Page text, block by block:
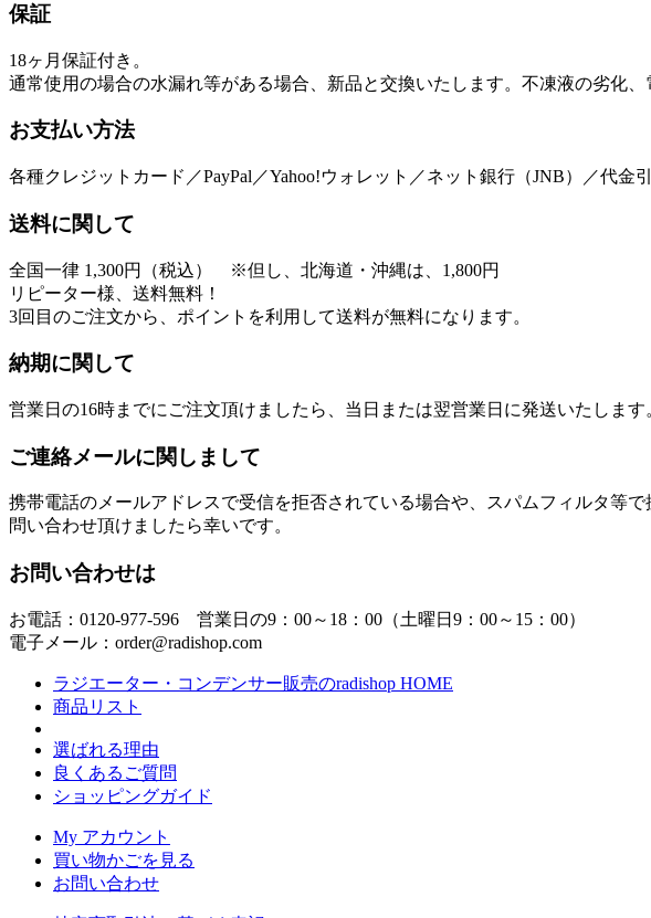
保証
18ヶ月保証付き。
通常使用の場合の水漏れ等がある場合、新品と交換いたします。不凍液の劣化
お支払い方法
各種クレジットカード／PayPal／Yahoo!ウォレット／ネット銀行（JNB）／代
送料に関して
全国一律 1,300円（税込） ※但し、北海道・沖縄は、1,800円
リピーター様、送料無料！
3回目のご注文から、ポイントを利用して送料が無料になります。
納期に関して
営業日の16時までにご注文頂けましたら、当日または翌営業日に発送いたします
ご連絡メールに関しまして
携帯電話のメールアドレスで受信を拒否されている場合や、スパムフィルタ等
問い合わせ頂けましたら幸いです。
お問い合わせは
お電話：0120-977-596 営業日の9：00～18：00（土曜日9：00～15：00）
電子メール：order@radishop.com
ラジエーター・コンデンサー販売のradishop HOME
商品リスト
選ばれる理由
良くあるご質問
ショッピングガイド
My アカウント
買い物かごを見る
お問い合わせ